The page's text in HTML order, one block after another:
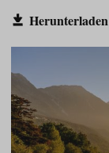
Herunterladen